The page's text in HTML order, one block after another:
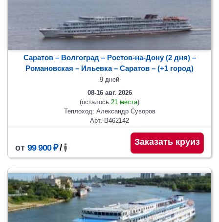
Саратов – Волгоград – Ростов-на-Дону (2 дня) –
Романовская – Ильевка– Саратов – (+1 город)
9 дней
08-16 авг. 2026
(осталось 21 места)
Теплоход: Александр Суворов
Арт. В462142
от 99 900 ₽/
Заказать круиз